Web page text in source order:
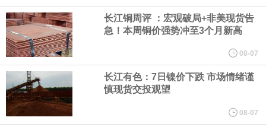
元，最近3年复合增长率达70.36%，呈快速增长趋势，并形成多项
核心技术和知识产权。截至2026年1月31日，公司拥有262项专利权
（含境内发明专利20项）。
纽约期银日内涨4%，现报64.08美元/盎司。
长江铜周评 ：宏观破局+非美现货告
急！本周铜价强势冲至3个月新高
08-07
长江有色：7日镍价下跌 市场情绪谨
慎现货交投观望
08-07